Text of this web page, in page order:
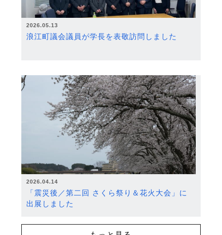
2026.05.13
浪江町議会議員が学長を表敬訪問しました
2026.04.14
「震災後／第二回 さくら祭り＆花火大会」に
出展しました